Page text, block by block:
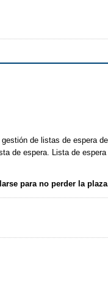
de listas de espera
de espera. Lista de
para no perder la